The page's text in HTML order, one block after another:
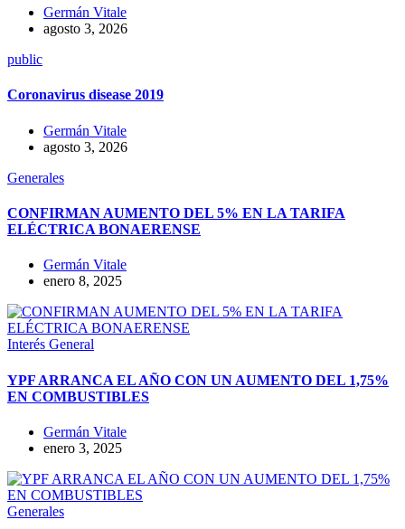
Germán Vitale
agosto 3, 2026
public
Coronavirus disease 2019
Germán Vitale
agosto 3, 2026
Generales
CONFIRMAN AUMENTO DEL 5% EN LA TARIFA
ELÉCTRICA BONAERENSE
Germán Vitale
enero 8, 2025
Interés General
YPF ARRANCA EL AÑO CON UN AUMENTO DEL 1,75%
EN COMBUSTIBLES
Germán Vitale
enero 3, 2025
Generales